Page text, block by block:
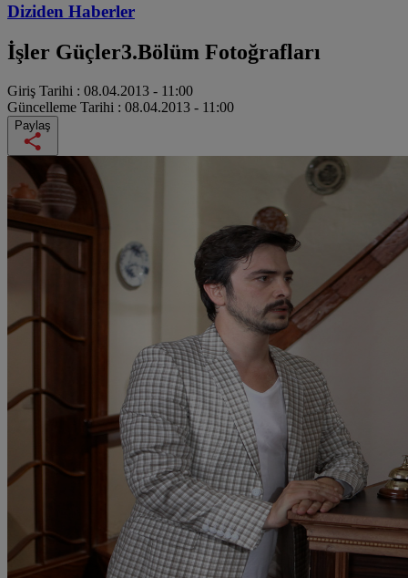
Diziden Haberler
İşler Güçler3.Bölüm Fotoğrafları
Giriş Tarihi : 08.04.2013 - 11:00
Güncelleme Tarihi : 08.04.2013 - 11:00
Paylaş